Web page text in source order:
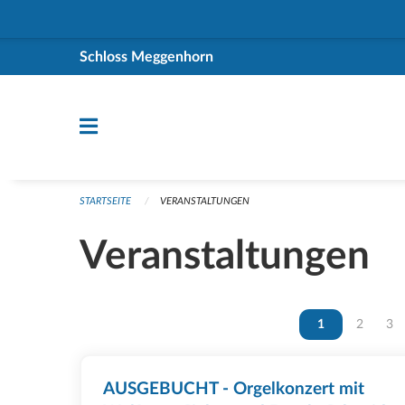
Schloss Meggenhorn
STARTSEITE VERANSTALTUNGEN
Veranstaltungen
Vous êtes sur la
1 Vous
2 3
AUSGEBUCHT - Orgelkonzert mit